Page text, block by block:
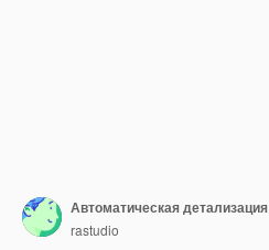
rastudio